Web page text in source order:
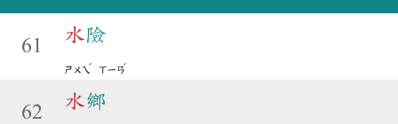
61
水險
ㄕㄨㄟ
ˇ
ㄒㄧㄢ
ˇ
62
水鄉